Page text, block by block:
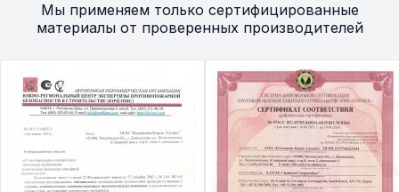
Мы применяем только сертифицированные
материалы от проверенных производителей